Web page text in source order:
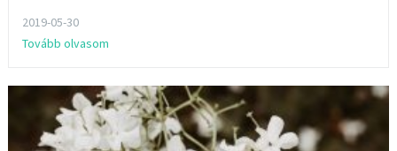
2019-05-30
Tovább olvasom